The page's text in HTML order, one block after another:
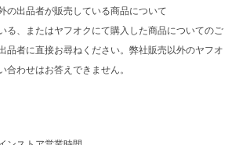
の出品者が販売している商品について
る、またはヤフオクにて購入した商品についてのご
品者に直接お尋ねください。弊社販売以外のヤフオ
合わせはお答えできません。